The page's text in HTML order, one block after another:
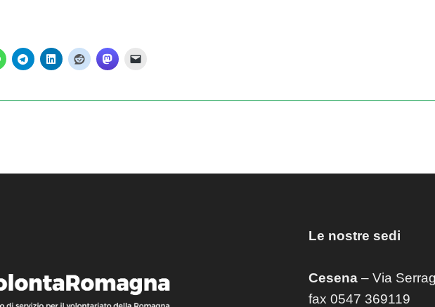
Le nostre sedi
Cesena– Via
fax 0547 369119